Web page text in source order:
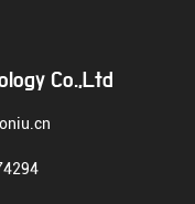
Co.,Ltd